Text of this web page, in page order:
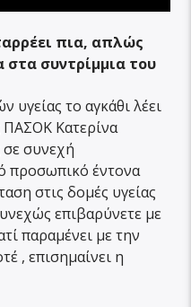
πια, απλώς
στα συντρίμμια του
το αγκάθι λέει
ΠΑΣΟΚ Κατερίνα
σε συνεχή
προσωπικό έντονα
στις δομές υγείας
επιβαρύνετε με
παραμένει με την
, επισημαίνει η